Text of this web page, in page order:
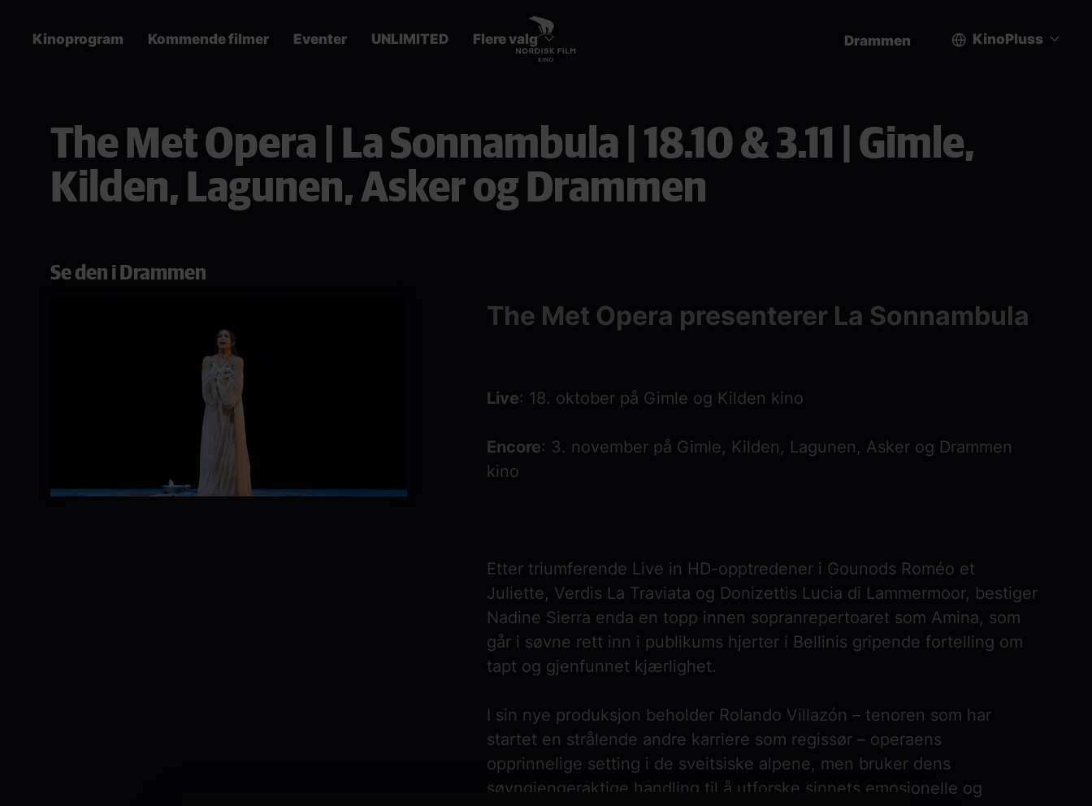
Kinoprogram Kommende filmer Eventer UNLIMITED Flere valg Drammen
menu
KinoPluss
The Met Opera | La Sonnambula | 18.10 & 3.11 | Gimle,
Kilden, Lagunen, Asker og Drammen
Se den i Drammen
The Met Opera presenterer La Sonnambula
Live: 18. oktober på Gimle og Kilden kino
Encore: 3. november på Gimle, Kilden, Lagunen, Asker og Drammen
kino
Etter triumferende Live in HD-opptredener i Gounods Roméo et
Juliette, Verdis La Traviata og Donizettis Lucia di Lammermoor, bestiger
Nadine Sierra enda en topp innen sopranrepertoaret som Amina, som
går i søvne rett inn i publikums hjerter i Bellinis gripende fortelling om
tapt og gjenfunnet kjærlighet.
I sin nye produksjon beholder Rolando Villazón – tenoren som har
startet en strålende andre karriere som regissør – operaens
opprinnelige setting i de sveitsiske alpene, men bruker dens
søvngjengeraktige handling til å utforske sinnets emosjonelle og